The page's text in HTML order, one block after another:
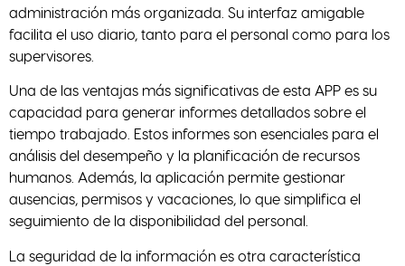
administración más organizada. Su interfaz amigable
facilita el uso diario, tanto para el personal como para los
supervisores.
Una de las ventajas más significativas de esta APP es su
capacidad para generar informes detallados sobre el
tiempo trabajado. Estos informes son esenciales para el
análisis del desempeño y la planificación de recursos
humanos. Además, la aplicación permite gestionar
ausencias, permisos y vacaciones, lo que simplifica el
seguimiento de la disponibilidad del personal.
La seguridad de la información es otra característica